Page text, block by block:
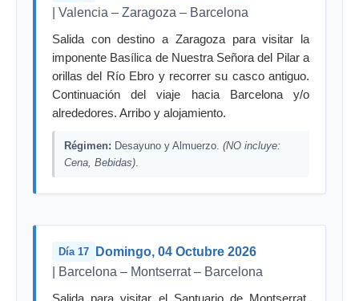
| Valencia – Zaragoza – Barcelona
Salida con destino a Zaragoza para visitar la
imponente Basílica de Nuestra Señora del Pilar a
orillas del Río Ebro y recorrer su casco antiguo.
Continuación del viaje hacia Barcelona y/o
alrededores. Arribo y alojamiento.
Régimen: Desayuno y Almuerzo. (NO incluye:
Cena, Bebidas)
Día 17 Domingo, 04 Octubre 2026
| Barcelona – Montserrat – Barcelona